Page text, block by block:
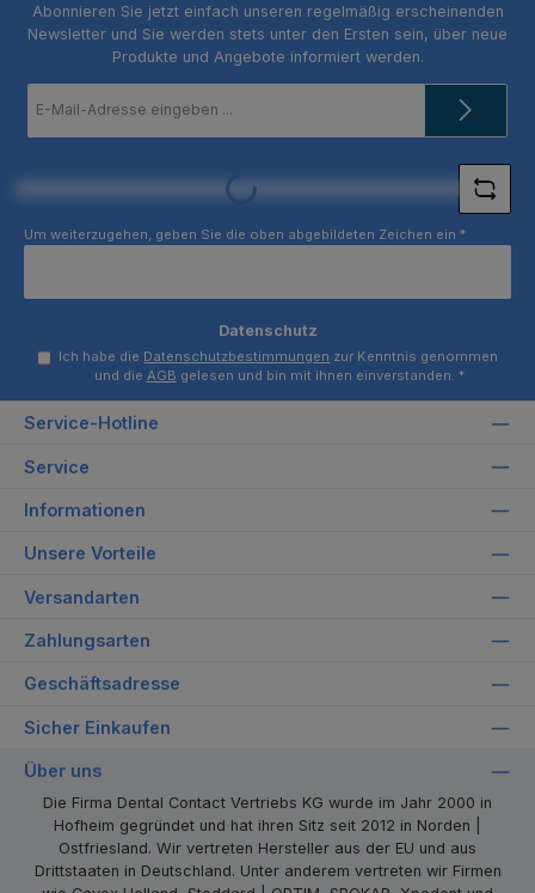
Abonnieren Sie jetzt einfach unseren regelmäßig erscheinenden
Newsletter und Sie werden stets unter den Ersten sein, über neue
Produkte und Angebote informiert werden.
Mail-
Loading...
Um weiterzugehen, geben Sie die oben abgebildeten Zeichen ein *
Datenschutz
Ich habe die Datenschutzbestimmungen zur Kenntnis genommen
und die AGB gelesen und bin mit ihnen einverstanden. *
Service-Hotline
Service
Informationen
Unsere Vorteile
Versandarten
Zahlungsarten
Geschäftsadresse
Sicher Einkaufen
Über uns
Die Firma Dental Contact Vertriebs KG wurde im Jahr 2000 in
Hofheim gegründet und hat ihren Sitz seit 2012 in Norden |
Ostfriesland. Wir vertreten Hersteller aus der EU und aus
Drittstaaten in Deutschland. Unter anderem vertreten wir Firmen